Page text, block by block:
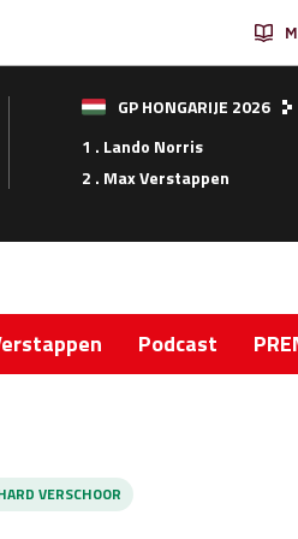
GP HONGARIJE 2026
1 . Lando Norris
2 . Max Verstappen
Podcast
VERSCHOOR